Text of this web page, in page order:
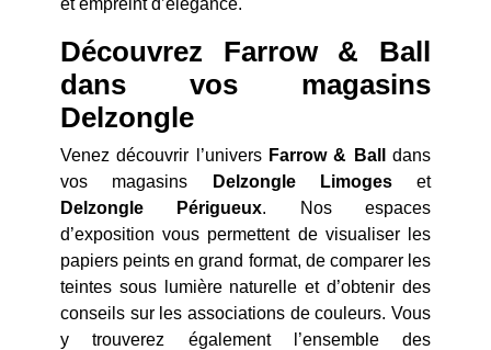
Découvrez Farrow & Ball
dans vos magasins
Delzongle
Venez découvrir l’univers Farrow & Ball
dans
vos magasins
Delzongle Limogeset
Delzongle Périgueux. Nos espaces
d’exposition vous permettent de visualiser les
papiers peints en grand format, de comparer les
teintes sous lumière naturelle et d’obtenir des
conseils sur les associations de couleurs. Vous
y trouverez également l’ensemble des